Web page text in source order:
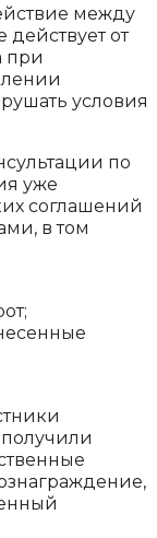
между
действует от
при
условия
по
уже
соглашений
в том